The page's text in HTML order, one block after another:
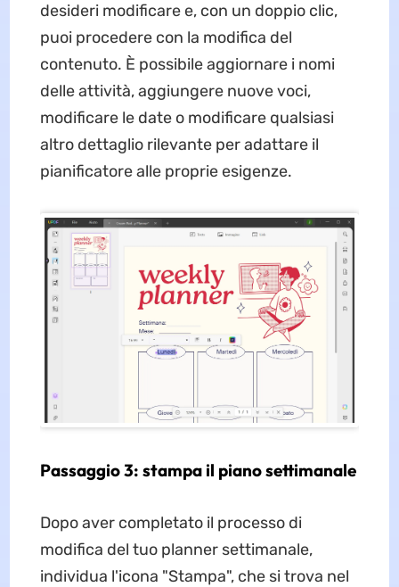
desideri modificare e, con un doppio clic,
puoi procedere con la modifica del
contenuto. È possibile aggiornare i nomi
delle attività, aggiungere nuove voci,
modificare le date o modificare qualsiasi
altro dettaglio rilevante per adattare il
pianificatore alle proprie esigenze.
Passaggio 3: stampa il piano settimanale
Dopo aver completato il processo di
modifica del tuo planner settimanale,
individua l'icona "Stampa", che si trova nel